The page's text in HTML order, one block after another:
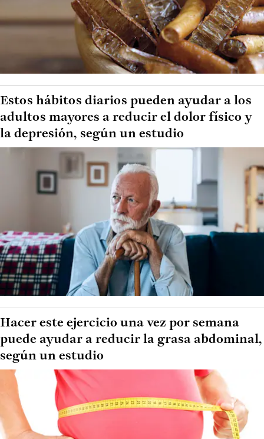
Estos hábitos diarios pueden ayudar a los
adultos mayores a reducir el dolor físico y
la depresión, según un estudio
Hacer este ejercicio una vez por semana
puede ayudar a reducir la grasa abdominal,
según un estudio